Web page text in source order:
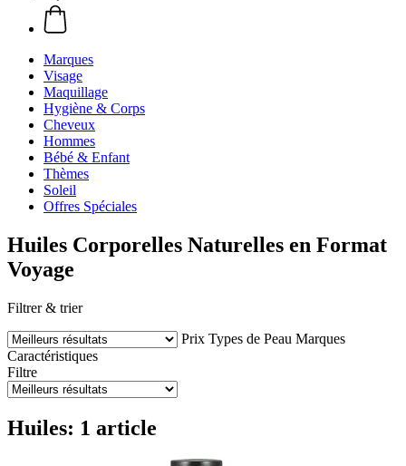
Marques
Visage
Maquillage
Hygiène & Corps
Cheveux
Hommes
Bébé & Enfant
Thèmes
Soleil
Offres Spéciales
Huiles Corporelles Naturelles en Format
Voyage
Filtrer & trier
Prix Types de Peau Marques
Caractéristiques
Filtre
Huiles: 1 article